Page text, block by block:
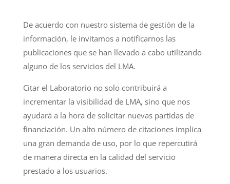
De acuerdo con nuestro sistema de gestión de la
información, le invitamos a notificarnos las
publicaciones que se han llevado a cabo utilizando
alguno de los servicios del LMA.
Citar el Laboratorio no solo contribuirá a
incrementar la visibilidad de LMA, sino que nos
ayudará a la hora de solicitar nuevas partidas de
financiación. Un alto número de citaciones implica
una gran demanda de uso, por lo que repercutirá
de manera directa en la calidad del servicio
prestado a los usuarios.